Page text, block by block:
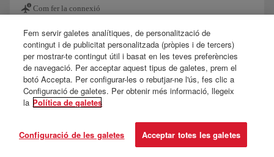
Com fer la connexió
Arribada a l'aeroport
Accessibilitat
Duana i equipatges
Més informació
Fem servir galetes analítiques, de personalització de
contingut i de publicitat personalitzada (pròpies i de tercers)
per mostrar-te contingut útil i basat en les teves preferències
de navegació. Per acceptar aquest tipus de galetes, prem el
botó Accepta. Per configurar-les o rebutjar-ne l'ús, fes clic a
Configuració de galetes. Per obtenir més informació, llegeix
la Política de galetes
Configuració de les galetes Acceptar totes les galetes